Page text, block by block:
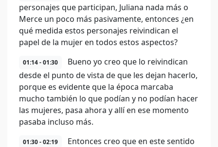
personajes que participan, Juliana nada más o
Merce un poco más pasivamente, entonces ¿en
qué medida estos personajes reivindican el
papel de la mujer en todos estos aspectos?
01:14 - 01:30
Bueno yo creo que lo reivindican
desde el punto de vista de que les dejan hacerlo,
porque es evidente que la época marcaba
mucho también lo que podían y no podían hacer
las mujeres, pasa ahora y allí en ese momento
pasaba incluso más.
01:30 - 02:19
Entonces creo que en este sentido